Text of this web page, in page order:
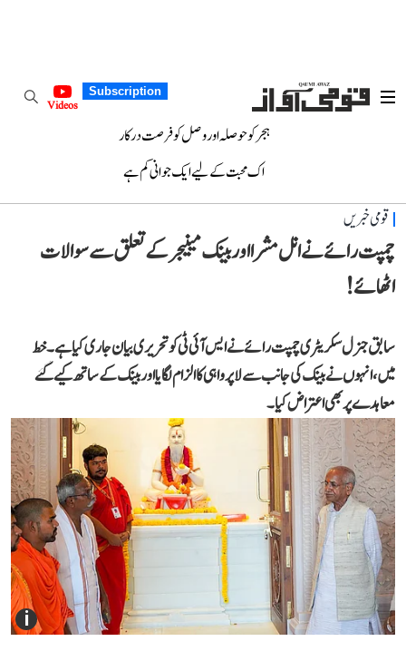
Subscription
Videos
ہجر کو حوصلہ اور وصل کو فرصت درکار
اک محبت کے لیے ایک جوانی کم ہے
قومی خبریں
چمپت رائے نے انل مشرا اور بینک مینیجر کے تعلق سے سوالات
اٹھائے!
سابق جنرل سکریٹری چمپت رائے نے ایس آئی ٹی کو تحریری بیان جاری کیا ہے۔ خط
میں، انہوں نے بینک کی جانب سے لاپرواہی کا الزام لگایا اور بینک کے ساتھ کیے گئے
معاہدے پر بھی اعتراض کیا۔
i